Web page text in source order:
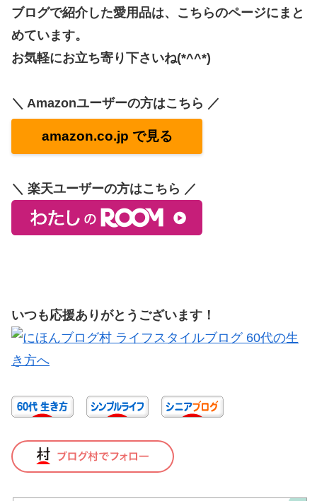
ブログで紹介した愛用品は、こちらのページにまと
めています。
お気軽にお立ち寄り下さいね(*^^*)
＼ Amazonユーザーの方はこちら ／
amazon.co.jp で見る
＼ 楽天ユーザーの方はこちら ／
いつも応援ありがとうございます！